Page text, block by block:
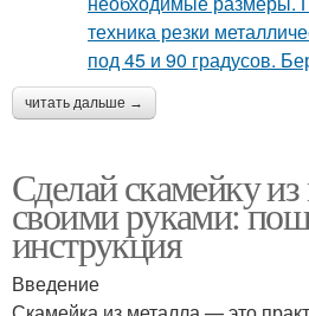
читать дальше →
Сделай скамейку из
своими руками:
инструкция
Введение